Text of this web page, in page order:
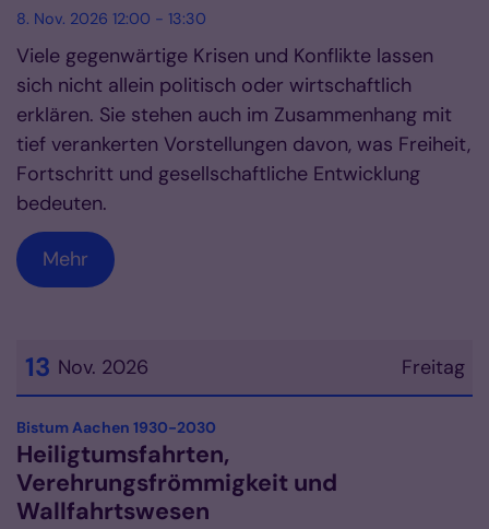
8. Nov. 2026 12:00 - 13:30
Viele gegenwärtige Krisen und Konflikte lassen
sich nicht allein politisch oder wirtschaftlich
erklären. Sie stehen auch im Zusammenhang mit
tief verankerten Vorstellungen davon, was Freiheit,
Fortschritt und gesellschaftliche Entwicklung
bedeuten.
Mehr
Freitag
13 Nov. 2026
Datum: 13. November 2026
Bistum Aachen 1930-2030
Heiligtumsfahrten,
Verehrungsfrömmigkeit und
Wallfahrtswesen